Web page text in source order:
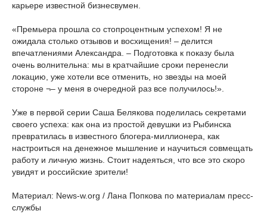
карьере известной бизнесвумен.
«Премьера прошла со стопроцентным успехом! Я не
ожидала столько отзывов и восхищения! – делится
впечатлениями Александра. – Подготовка к показу была
очень волнительна: мы в кратчайшие сроки перенесли
локацию, уже хотели все отменить, но звезды на моей
стороне ¬– у меня в очередной раз все получилось!».
Уже в первой серии Саша Белякова поделилась секретами
своего успеха: как она из простой девушки из Рыбинска
превратилась в известного блогера-миллионера, как
настроиться на денежное мышление и научиться совмещать
работу и личную жизнь. Стоит надеяться, что все это скоро
увидят и российские зрители!
Материал: News-w.org / Лана Попкова по материалам пресс-
службы